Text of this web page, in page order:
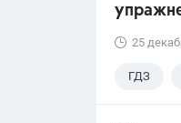
25
ГДЗ